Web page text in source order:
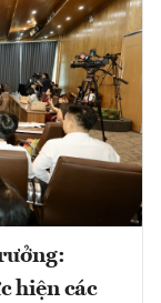
hiện các